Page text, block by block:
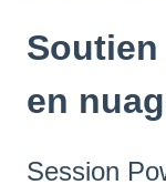
en
Session